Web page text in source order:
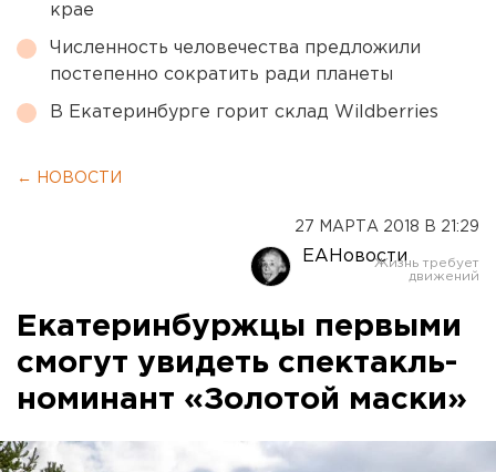
крае
Численность человечества предложили
постепенно сократить ради планеты
В Екатеринбурге горит склад Wildberries
← НОВОСТИ
27 МАРТА 2018 В 21:29
ЕАНовости
Екатеринбуржцы первыми
смогут увидеть спектакль-
номинант «Золотой маски»